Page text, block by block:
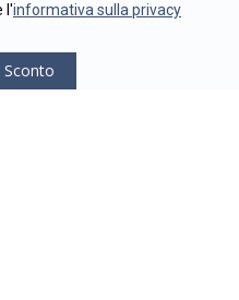
l'informativa sulla privacy